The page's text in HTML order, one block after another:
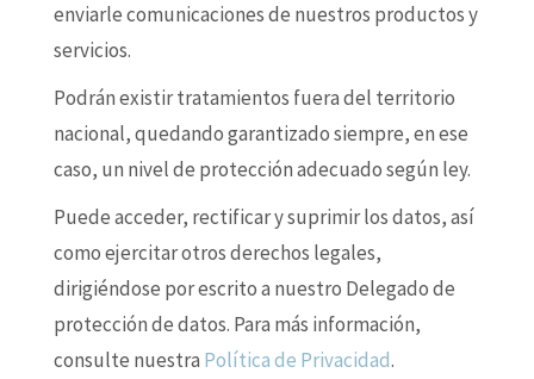
enviarle comunicaciones de nuestros productos y
servicios.
Podrán existir tratamientos fuera del territorio
nacional, quedando garantizado siempre, en ese
caso, un nivel de protección adecuado según ley.
Puede acceder, rectificar y suprimir los datos, así
como ejercitar otros derechos legales,
dirigiéndose por escrito a nuestro Delegado de
protección de datos. Para más información,
consulte nuestra Política de Privacidad.